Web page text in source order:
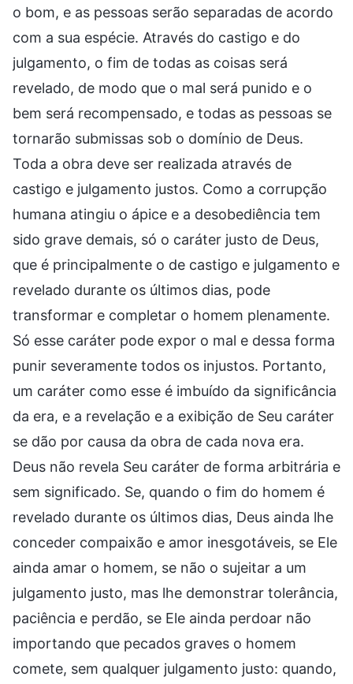
o bom, e as pessoas serão separadas de acordo
com a sua espécie. Através do castigo e do
julgamento, o fim de todas as coisas será
revelado, de modo que o mal será punido e o
bem será recompensado, e todas as pessoas se
tornarão submissas sob o domínio de Deus.
Toda a obra deve ser realizada através de
castigo e julgamento justos. Como a corrupção
humana atingiu o ápice e a desobediência tem
sido grave demais, só o caráter justo de Deus,
que é principalmente o de castigo e julgamento e
revelado durante os últimos dias, pode
transformar e completar o homem plenamente.
Só esse caráter pode expor o mal e dessa forma
punir severamente todos os injustos. Portanto,
um caráter como esse é imbuído da significância
da era, e a revelação e a exibição de Seu caráter
se dão por causa da obra de cada nova era.
Deus não revela Seu caráter de forma arbitrária e
sem significado. Se, quando o fim do homem é
revelado durante os últimos dias, Deus ainda lhe
conceder compaixão e amor inesgotáveis, se Ele
ainda amar o homem, se não o sujeitar a um
julgamento justo, mas lhe demonstrar tolerância,
paciência e perdão, se Ele ainda perdoar não
importando que pecados graves o homem
comete, sem qualquer julgamento justo: quando,